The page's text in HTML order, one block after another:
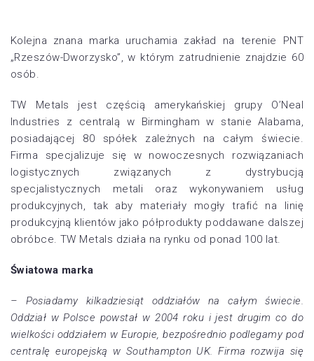
Kolejna znana marka uruchamia zakład na terenie PNT
„Rzeszów-Dworzysko”, w którym zatrudnienie znajdzie 60
osób.
TW Metals jest częścią amerykańskiej grupy O’Neal
Industries z centralą w Birmingham w stanie Alabama,
posiadającej 80 spółek zależnych na całym świecie.
Firma specjalizuje się w nowoczesnych rozwiązaniach
logistycznych związanych z dystrybucją
specjalistycznych metali oraz wykonywaniem usług
produkcyjnych, tak aby materiały mogły trafić na linię
produkcyjną klientów jako półprodukty poddawane dalszej
obróbce. TW Metals działa na rynku od ponad 100 lat.
Światowa marka
– Posiadamy kilkadziesiąt oddziałów na całym świecie.
Oddział w Polsce powstał w 2004 roku i jest drugim co do
wielkości oddziałem w Europie, bezpośrednio podlegamy pod
centralę europejską w Southampton UK. Firma rozwija się